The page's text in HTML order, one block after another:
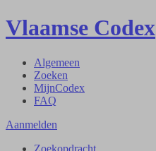
Vlaamse Codex
Algemeen
Zoeken
MijnCodex
FAQ
Aanmelden
Zoekopdracht